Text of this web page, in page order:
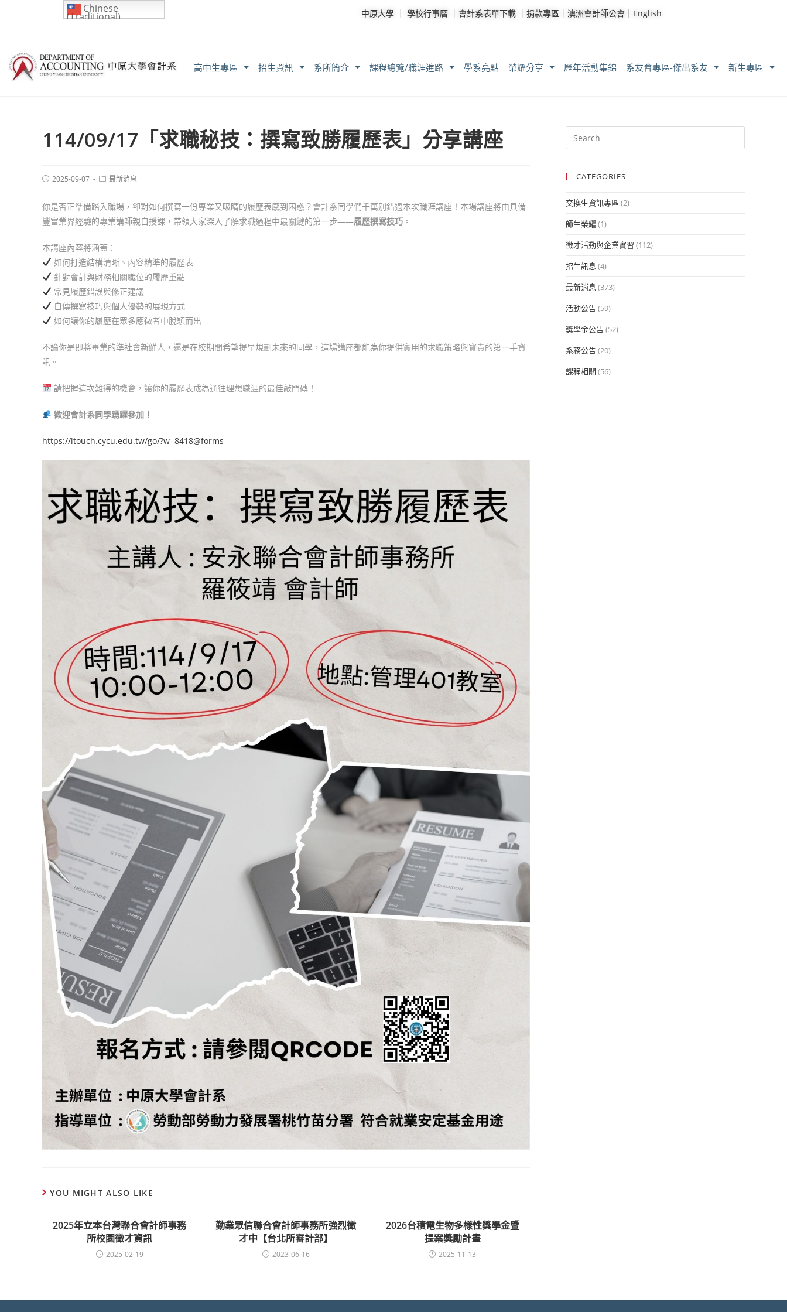
中原大學 ｜ 學校行事曆 ｜ 會計系表單下載 ｜ 捐款專區 ｜ 澳洲會計師公會｜ English
高中生專區 招生資訊 系所簡介 課程總覽/職涯進路 學系亮點 榮耀分享 歷年活動集錦 系友會專區-傑出系友 新生專區
114/09/17「求職秘技：撰寫致勝履歷表」分享講座
2025-09-07 最新消息
你是否正準備踏入職場，卻對如何撰寫一份專業又吸睛的履歷表感到困惑？會計系同學們千萬別錯過本次職涯講座！本場講座將由具備
豐富業界經驗的專業講師親自授課，帶領大家深入了解求職過程中最關鍵的第一步——履歷撰寫技巧 。
本講座內容將涵蓋：
如何打造結構清晰、內容精準的履歷表
針對會計與財務相關職位的履歷重點
常見履歷錯誤與修正建議
自傳撰寫技巧與個人優勢的展現方式
如何讓你的履歷在眾多應徵者中脫穎而出
不論你是即將畢業的準社會新鮮人，還是在校期間希望提早規劃未來的同學，這場講座都能為你提供實用的求職策略與寶貴的第一手資
訊。
請把握這次難得的機會，讓你的履歷表成為通往理想職涯的最佳敲門磚！
歡迎會計系同學踴躍參加！
https://itouch.cycu.edu.tw/go/?w=8418@forms
YOU MIGHT ALSO LIKE
2025年立本台灣聯合會計師事務
所校園徵才資訊
2025-02-19
勤業眾信聯合會計師事務所強烈徵
才中【台北所審計部】
2023-06-16
2026台積電生物多樣性獎學金暨
提案獎勵計畫
2025-11-13
CATEGORIES
交換生資訊專區 (2)
師生榮耀(1)
徵才活動與企業實習 (112)
招生訊息 (4)
最新消息 (373)
活動公告(59)
獎學金公告(52)
系務公告(20)
課程相關 (56)
Chinese
(Traditional)